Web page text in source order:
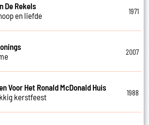
De Rekels
en liefde
1971
2007
Voor Het Ronald McDonald Huis
kerstfeest
1988